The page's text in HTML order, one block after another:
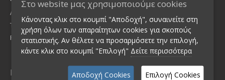
Λήμνου 16, Νέα Ιωνία Τ.Κ 14235, Ελλάδα
Τηλέφωνο: (+30) 210 2755900
FAX: (+30) 210 2751940
Πληροφορίες
Στο website μας χρησιμοποιούμε cookies
Κάνοντας κλικ στο κουμπί "Αποδοχή", συναινείτε στη
χρήση όλων των απαραίτητων cookies για σκοπούς
στατιστικής. Αν θέλετε να προσαρμόσετε την επιλογή,
κάντε κλικ στο κουμπί "Επιλογή" Δείτε περισσότερα
Αποδοχή Cookies Επιλογή Cookies